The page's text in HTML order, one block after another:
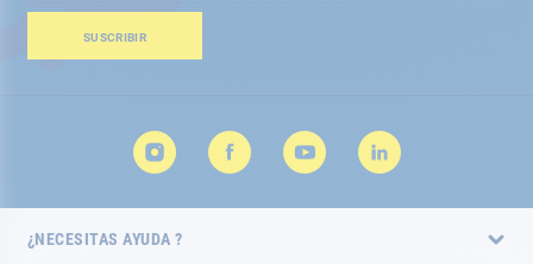
nuestro
de
SUSCRIBIR
¿NECESITAS AYUDA ?